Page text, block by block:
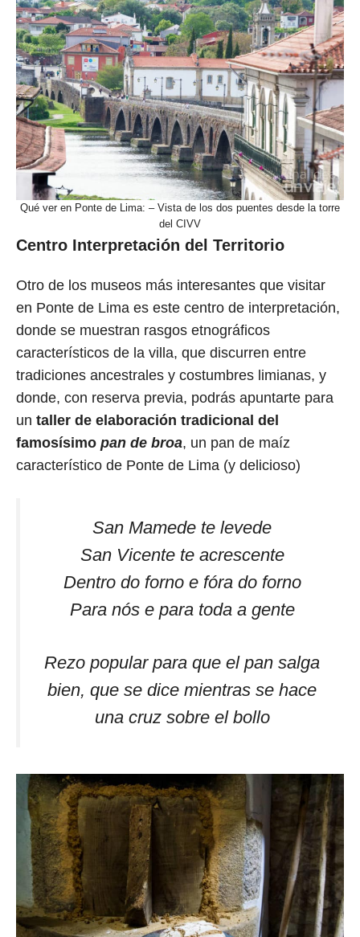
Qué ver en Ponte de Lima: – Vista de los dos puentes desde la torre
del CIVV
Centro Interpretación del Territorio
Otro de los museos más interesantes que visitar
en Ponte de Lima es este centro de interpretación,
donde se muestran rasgos etnográficos
característicos de la villa, que discurren entre
tradiciones ancestrales y costumbres limianas, y
donde, con reserva previa, podrás apuntarte para
un taller de elaboración tradicional del
famosísimo pan de broa, un pan de maíz
característico de Ponte de Lima (y delicioso)
San Mamede te levede
San Vicente te acrescente
Dentro do forno e fóra do forno
Para nós e para toda a gente
Rezo popular para que el pan salga
bien, que se dice mientras se hace
una cruz sobre el bollo